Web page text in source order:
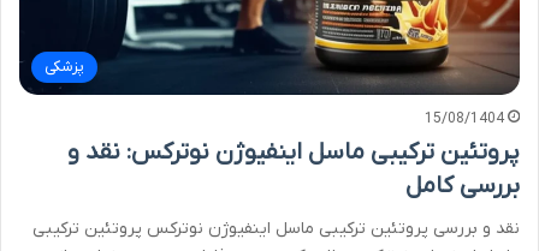
پزشکی
15/08/1404
پروتئین ترکیبی ماسل اینفیوژن نوترکس: نقد و
بررسی کامل
نقد و بررسی پروتئین ترکیبی ماسل اینفیوژن نوترکس پروتئین ترکیبی